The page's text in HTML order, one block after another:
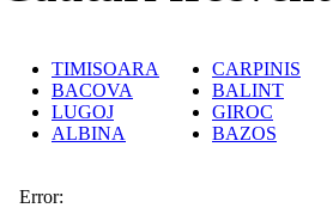
TIMISOARA
BACOVA
LUGOJ
ALBINA
CARPINIS
BALINT
GIROC
BAZOS
Error: